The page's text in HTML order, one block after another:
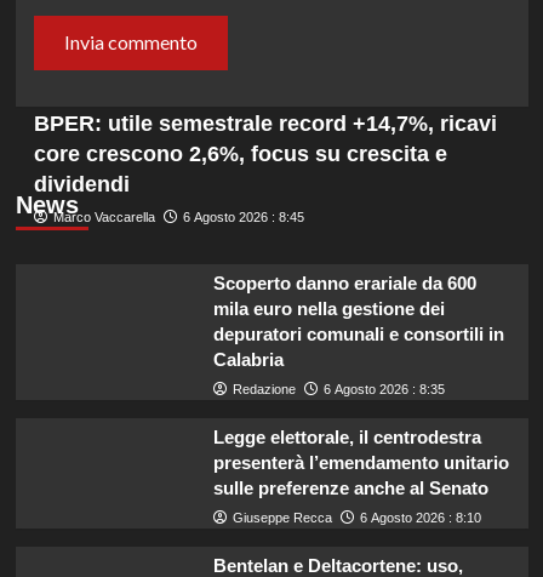
News
BPER: utile semestrale record +14,7%, ricavi
core crescono 2,6%, focus su crescita e
dividendi
Marco Vaccarella 6 Agosto 2026 : 8:45
Scoperto danno erariale da 600
mila euro nella gestione dei
depuratori comunali e consortili in
Calabria
Redazione 6 Agosto 2026 : 8:35
Legge elettorale, il centrodestra
presenterà l’emendamento unitario
sulle preferenze anche al Senato
Giuseppe Recca 6 Agosto 2026 : 8:10
Bentelan e Deltacortene: uso,